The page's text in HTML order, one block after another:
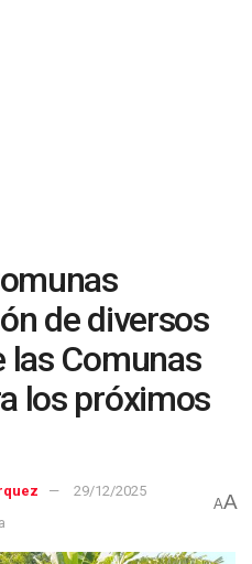
de diversos
las Comunas
los próximos
29/12/2025
AA